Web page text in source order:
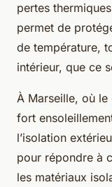
pertes
permet de
de température,
intérieur, que ce
À Marseille, où
fort
l’isolation
pour répondre à
les matériaux